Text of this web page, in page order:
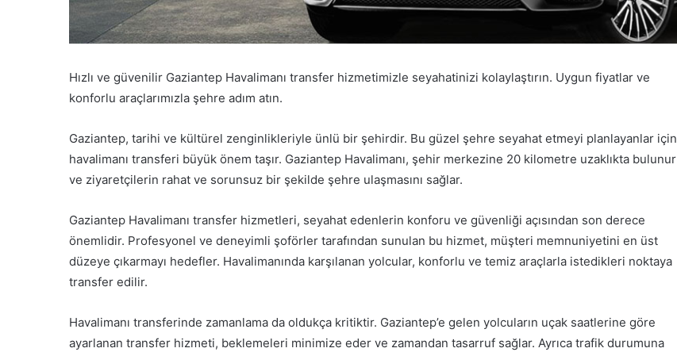
Hızlı ve güvenilir Gaziantep Havalimanı transfer hizmetimizle seyahatinizi kolaylaştırın. Uygun fiyatlar ve
konforlu araçlarımızla şehre adım atın.
Gaziantep, tarihi ve kültürel zenginlikleriyle ünlü bir şehirdir. Bu güzel şehre seyahat etmeyi planlayanlar için
havalimanı transferi büyük önem taşır. Gaziantep Havalimanı, şehir merkezine 20 kilometre uzaklıkta bulunur
ve ziyaretçilerin rahat ve sorunsuz bir şekilde şehre ulaşmasını sağlar.
Gaziantep Havalimanı transfer hizmetleri, seyahat edenlerin konforu ve güvenliği açısından son derece
önemlidir. Profesyonel ve deneyimli şoförler tarafından sunulan bu hizmet, müşteri memnuniyetini en üst
düzeye çıkarmayı hedefler. Havalimanında karşılanan yolcular, konforlu ve temiz araçlarla istedikleri noktaya
transfer edilir.
Havalimanı transferinde zamanlama da oldukça kritiktir. Gaziantep’e gelen yolcuların uçak saatlerine göre
ayarlanan transfer hizmeti, beklemeleri minimize eder ve zamandan tasarruf sağlar. Ayrıca trafik durumuna